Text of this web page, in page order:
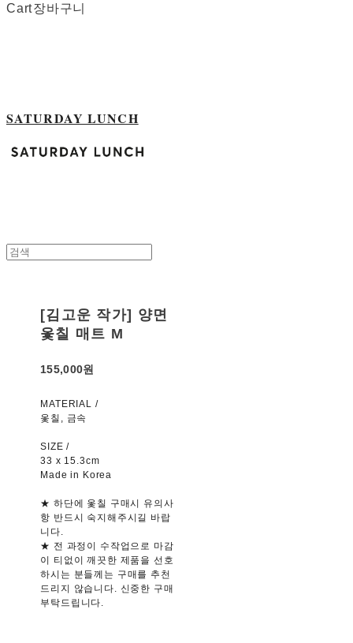
Cart장바구니
SATURDAY LUNCH
[김고운 작가] 양면
옻칠 매트 M
155,000원
MATERIAL /
옻칠, 금속
SIZE /
33 x 15.3cm
Made in Korea
★ 하단에 옻칠 구매시 유의사
항 반드시 숙지해주시길 바랍
니다.
★ 전 과정이 수작업으로 마감
이 티없이 깨끗한 제품을 선호
하시는 분들께는 구매를 추천
드리지 않습니다. 신중한 구매
부탁드립니다.